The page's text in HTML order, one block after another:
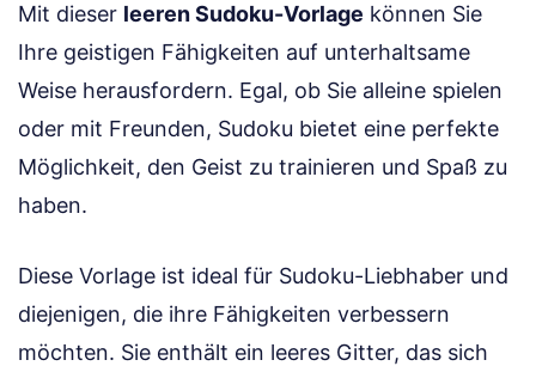
Mit dieser leeren Sudoku-Vorlage können Sie
Ihre geistigen Fähigkeiten auf unterhaltsame
Weise herausfordern. Egal, ob Sie alleine spielen
oder mit Freunden, Sudoku bietet eine perfekte
Möglichkeit, den Geist zu trainieren und Spaß zu
haben.
Diese Vorlage ist ideal für Sudoku-Liebhaber und
diejenigen, die ihre Fähigkeiten verbessern
möchten. Sie enthält ein leeres Gitter, das sich